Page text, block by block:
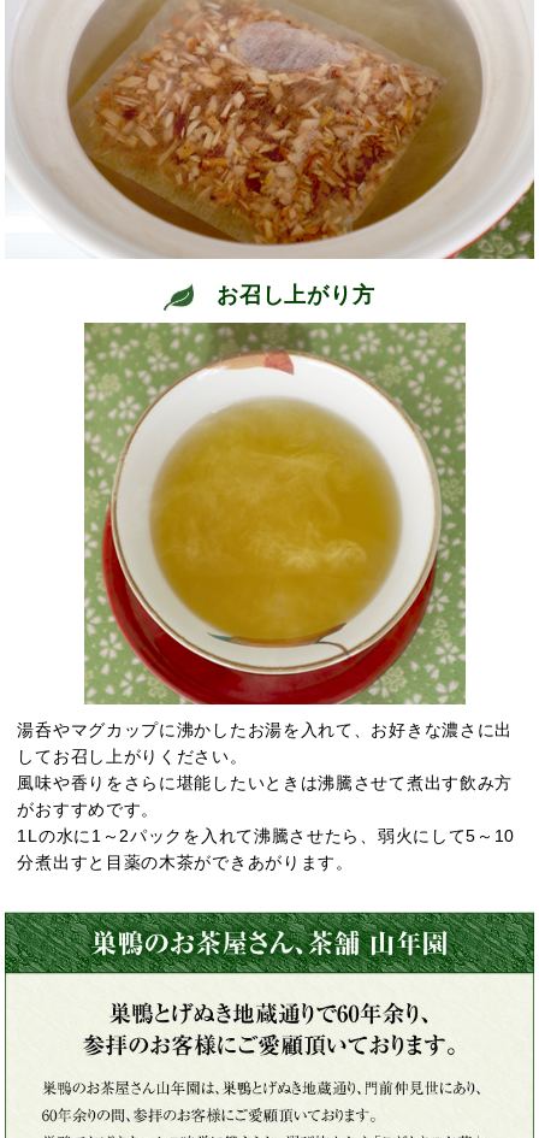
お召し上がり方
湯呑やマグカップに沸かしたお湯を入れて、お好きな濃さに出
してお召し上がりください。
風味や香りをさらに堪能したいときは沸騰させて煮出す飲み方
がおすすめです。
1Lの水に1～2パックを入れて沸騰させたら、弱火にして5～10
分煮出すと目薬の木茶ができあがります。